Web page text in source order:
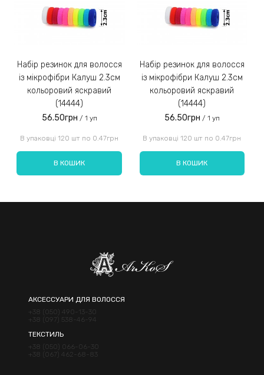
Замовлення післяплатою не надсилаємо!
Введіть код, вказаний на зображенні:
Набір резинок для волосся
із мікрофібри Калуш 2.3см
кольоровий яскравий
(14444)
56.50грн / 1 уп
В упаковці 120 шт по 0.47грн
В КОШИК
Набір резинок для волосся
із мікрофібри Калуш 2.3см
кольоровий яскравий
(14444)
56.50грн / 1 уп
В упаковці 120 шт по 0.47грн
В КОШИК
АКСЕССУАРИ ДЛЯ ВОЛОССЯ
+38 (050) 490-13-30
+38 (097) 538-46-94
ТЕКСТИЛЬ
+38 (050) 066-06-30
+38 (067) 462-68-83